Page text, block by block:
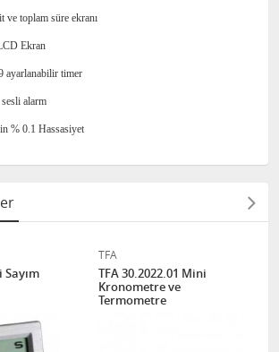
ve toplam süre ekranı
Ekran
ayarlanabilir timer
alarm
% 0.1 Hassasiyet
Sayım
TFA
TFA 30.2022.01 Mini
Kronometre ve
Termometre